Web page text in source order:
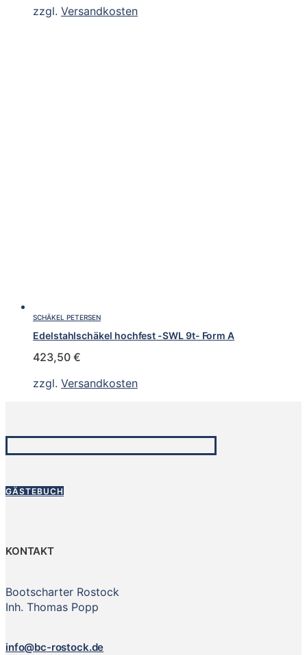
zzgl. Versandkosten
SCHÄKEL PETERSEN
Edelstahlschäkel hochfest -SWL 9t- Form A
423,50 €
zzgl. Versandkosten
GÄSTEBUCH
KONTAKT
Bootscharter Rostock
Inh. Thomas Popp
info@bc-rostock.de